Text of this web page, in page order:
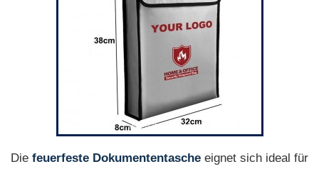
Die feuerfeste Dokumententasche eignet sich ideal für